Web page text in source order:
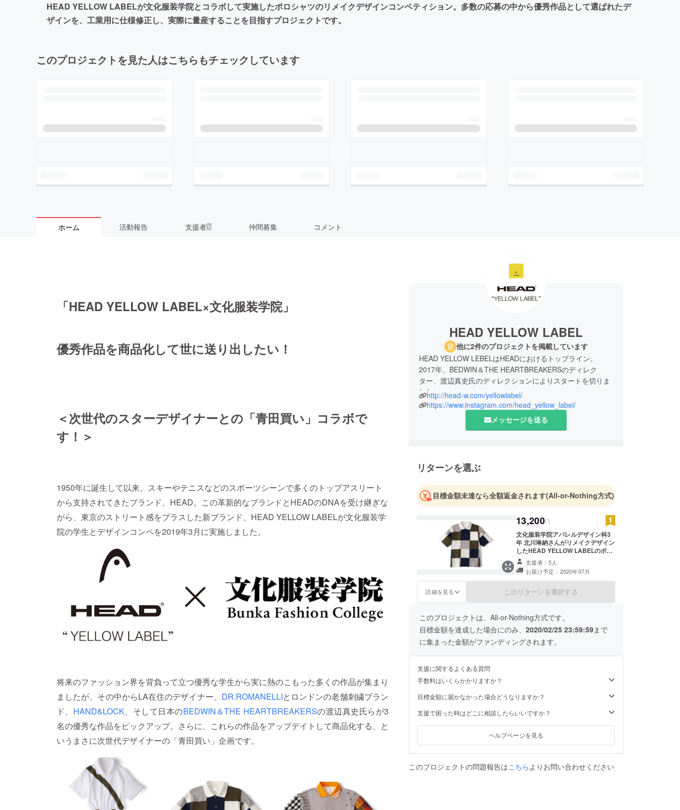
HEAD YELLOW LABELが文化服装学院とコラボして実施したポロシャツのリメイクデザインコンペティション。多数の応募の中から優秀作品として選ばれたデ
ザインを、工業用に仕様修正し、実際に量産することを目指すプロジェクトです。
このプロジェクトを見た人はこちらもチェックしています
ホーム 活動報告 支援者5 仲間募集 コメント
「HEAD YELLOW LABEL×文化服装学院」
優秀作品を商品化して世に送り出したい！
＜次世代のスターデザイナーとの「青田買い」コラボで
す！＞
1950年に誕生して以来、スキーやテニスなどのスポーツシーンで多くのトップアスリート
から支持されてきたブランド、HEAD。この革新的なブランドとHEADのDNAを受け継ぎな
がら、東京のストリート感をプラスした新ブランド、HEAD YELLOW LABELが文化服装学
院の学生とデザインコンペを2019年3月に実施しました。
将来のファッション界を背負って立つ優秀な学生から実に熱のこもった多くの作品が集まり
ましたが、その中からLA在住のデザイナー、 DR.ROMANELLIとロンドンの老舗刺繍ブラン
ド、 HAND&LOCK、そして日本のBEDWIN＆THE HEARTBREAKERSの渡辺真史氏らが3
名の優秀な作品をピックアップ。さらに、これらの作品をアップデイトして商品化する、と
いうまさに次世代デザイナーの「青田買い」企画です。
HEAD YELLOW LABEL
他に2件のプロジェクトを掲載しています
HEAD YELLOW LEBELはHEADにおけるトップライン。
2017年、BEDWIN＆THE HEARTBREAKERSのディレク
ター、渡辺真史氏のディレクションによりスタートを切りま
した。http://head-w.com/yellowlabel/
https://www.instagram.com/head_yellow_label/
メッセージを送る
リターンを選ぶ
目標金額未達なら全額返金されます(All-or-Nothing方式)
13,200円
文化服装学院アパレルデザイン科3
年 北川琳納さんがリメイクデザイン
したHEAD YELLOW LABELのポロ
シャツです。 サイズは2サイズ
（M、L）です。 生地の色目やパッ
チワークの切り替え、全体の丈感な
どは生産に適した仕様に変更されま
すので、予めご了承下さい。 金額は
支援者：5人
お届け予定：2020年07月
詳細を見る このリターンを選択する
このプロジェクトは、All-or-Nothing方式です。
目標金額を達成した場合にのみ、 2020/02/25 23:59:59まで
に集まった金額がファンディングされます。
支援に関するよくある質問
手数料はいくらかかりますか？
目標金額に届かなかった場合どうなりますか？
支援で困った時はどこに相談したらいいですか？
ヘルプページを見る
このプロジェクトの問題報告はこちら よりお問い合わせください